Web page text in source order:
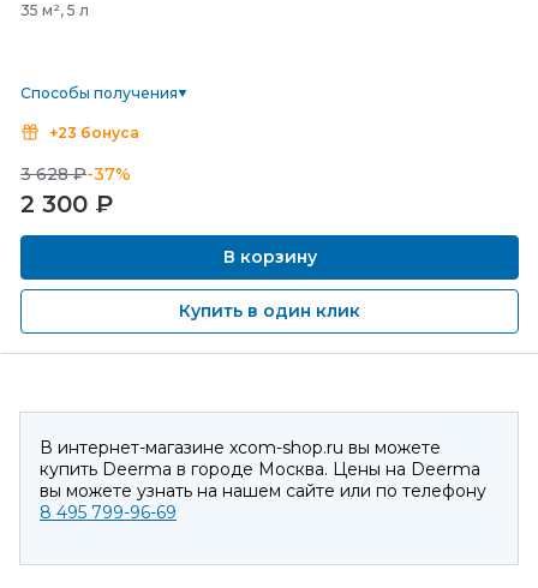
35 м², 5 л
Способы получения
+23 бонуса
3 628 ₽-37%
2 300 ₽
В корзину
Купить в один клик
В интернет-магазине xcom-shop.ru вы можете
купить Deerma в городе Москва. Цены на Deerma
вы можете узнать на нашем сайте или по телефону
8 495 799-96-69